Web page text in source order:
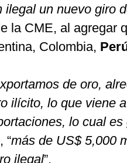
ilegal un nuevo giro
la CME, al agregar
Colombia,
de oro,
ilícito, lo que viene
lo cual
“más de US$ 5,000
ilegal”.